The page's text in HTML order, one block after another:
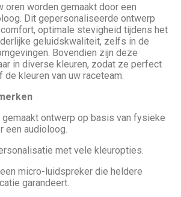
oren worden gemaakt door een
Dit gepersonaliseerde ontwerp
optimale stevigheid tijdens het
geluidskwaliteit, zelfs in de
Bovendien zijn deze
in diverse kleuren, zodat ze perfect
kleuren van uw raceteam.
gemaakt ontwerp op basis van fysieke
een audioloog.
met vele kleuropties.
micro-luidspreker die heldere
garandeert.